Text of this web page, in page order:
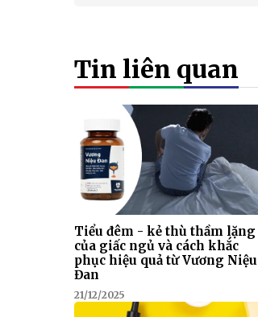
Tin liên quan
Tiểu đêm - kẻ thù thầm lặng
của giấc ngủ và cách khắc
phục hiệu quả từ Vương Niệu
Đan
21/12/2025